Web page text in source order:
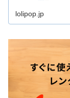
lolipop.jp